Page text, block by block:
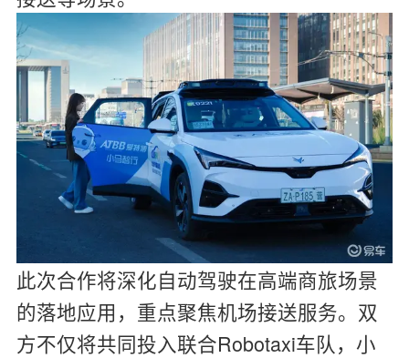
此次合作将深化自动驾驶在高端商旅场景
的落地应用，重点聚焦机场接送服务。双
方不仅将共同投入联合Robotaxi车队，小